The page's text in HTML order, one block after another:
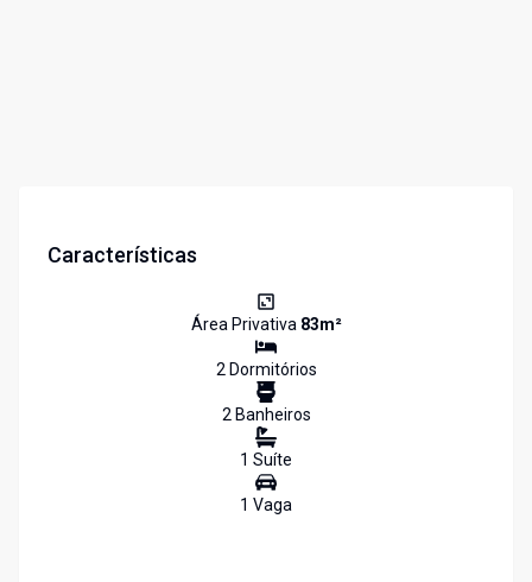
Características
Área Privativa 83m²
2Dormitórios
2Banheiros
1 Suíte
1 Vaga